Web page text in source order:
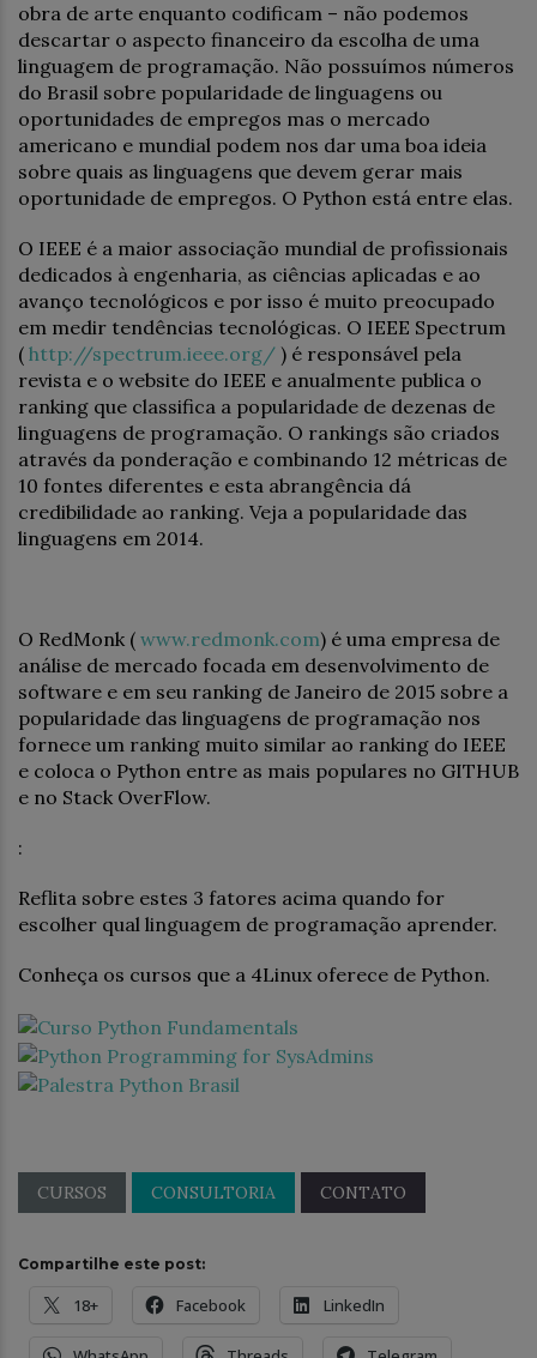
obra de arte enquanto codificam – não podemos
descartar o aspecto financeiro da escolha de uma
linguagem de programação. Não possuímos números
do Brasil sobre popularidade de linguagens ou
oportunidades de empregos mas o mercado
americano e mundial podem nos dar uma boa ideia
sobre quais as linguagens que devem gerar mais
oportunidade de empregos. O Python está entre elas.
O IEEE é a maior associação mundial de profissionais
dedicados à engenharia, as ciências aplicadas e ao
avanço tecnológicos e por isso é muito preocupado
em medir tendências tecnológicas. O IEEE Spectrum
( http://spectrum.ieee.org/ ) é responsável pela
revista e o website do IEEE e anualmente publica o
ranking que classifica a popularidade de dezenas de
linguagens de programação. O rankings são criados
através da ponderação e combinando 12 métricas de
10 fontes diferentes e esta abrangência dá
credibilidade ao ranking. Veja a popularidade das
linguagens em 2014.
O RedMonk ( www.redmonk.com) é uma empresa de
análise de mercado focada em desenvolvimento de
software e em seu ranking de Janeiro de 2015 sobre a
popularidade das linguagens de programação nos
fornece um ranking muito similar ao ranking do IEEE
e coloca o Python entre as mais populares no GITHUB
e no Stack OverFlow.
:
Reflita sobre estes 3 fatores acima quando for
escolher qual linguagem de programação aprender.
Conheça os cursos que a 4Linux oferece de Python.
CURSOS CONSULTORIA CONTATO
Compartilhe este post:
18+ Facebook LinkedIn